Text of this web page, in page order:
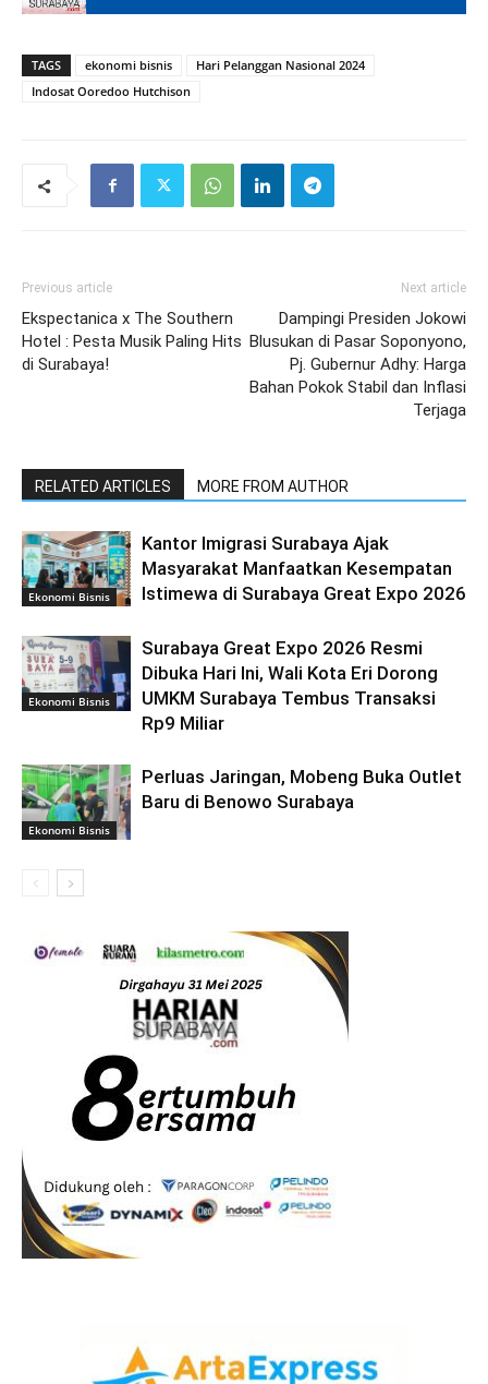
TAGS ekonomi bisnis
Hari Pelanggan Nasional 2024
Indosat Ooredoo Hutchison
Previous article
Ekspectanica x The Southern
Hotel : Pesta Musik Paling Hits
di Surabaya!
Next article
Dampingi Presiden Jokowi
Blusukan di Pasar Soponyono,
Pj. Gubernur Adhy: Harga
Bahan Pokok Stabil dan Inflasi
Terjaga
RELATED ARTICLES MORE FROM AUTHOR
Ekonomi Bisnis
Kantor Imigrasi Surabaya Ajak
Masyarakat Manfaatkan Kesempatan
Istimewa di Surabaya Great Expo 2026
Ekonomi Bisnis
Surabaya Great Expo 2026 Resmi
Dibuka Hari Ini, Wali Kota Eri Dorong
UMKM Surabaya Tembus Transaksi
Rp9 Miliar
Ekonomi Bisnis
Perluas Jaringan, Mobeng Buka Outlet
Baru di Benowo Surabaya